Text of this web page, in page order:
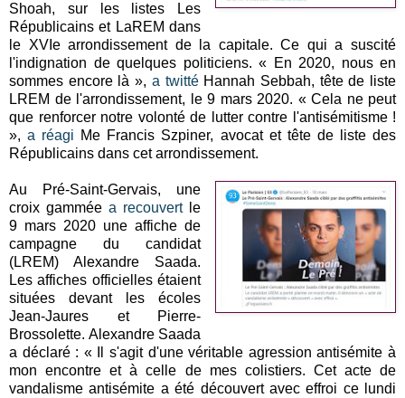
Shoah, sur les listes Les
Républicains et LaREM dans
le XVIe arrondissement de la capitale. Ce qui a suscité
l'indignation de quelques politiciens. « En 2020, nous en
sommes encore là », a twittéHannah Sebbah, tête de liste
LREM de l'arrondissement, le 9 mars 2020. « Cela ne peut
que renforcer notre volonté de lutter contre l'antisémitisme !
»,a réagi Me Francis Szpiner, avocat et tête de liste des
Républicains dans cet arrondissement.
Au Pré-Saint-Gervais, une
croix gamméea recouvertle
9 mars 2020 une affiche de
campagne du candidat
(LREM) Alexandre Saada.
Les affiches officielles étaient
situées devant les écoles
Jean-Jaures et Pierre-
Brossolette. Alexandre Saada
a déclaré : « Il s'agit d'une véritable agression antisémite à
mon encontre et à celle de mes colistiers. Cet acte de
vandalisme antisémite a été découvert avec effroi ce lundi